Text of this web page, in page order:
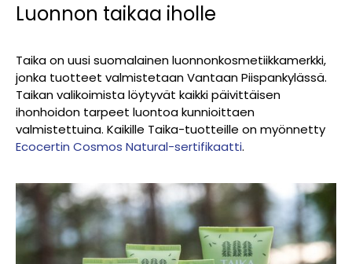
Luonnon taikaa iholle
Taika on uusi suomalainen luonnonkosmetiikkamerkki,
jonka tuotteet valmistetaan Vantaan Piispankylässä.
Taikan valikoimista löytyvät kaikki päivittäisen
ihonhoidon tarpeet luontoa kunnioittaen
valmistettuina. Kaikille Taika-tuotteille on myönnetty
Ecocertin Cosmos Natural-sertifikaatti.